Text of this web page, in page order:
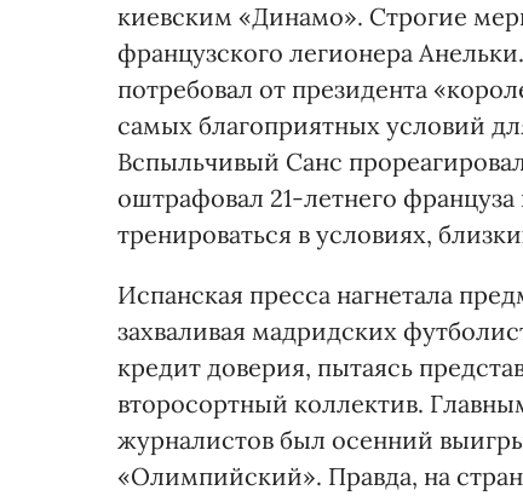
киевским «Динамо». Строгие
французского легионера
потребовал от президента
самых благоприятных условий
Вспыльчивый Санс
оштрафовал 21-летнего
тренироваться в условиях,
Испанская пресса нагнетала
захваливая мадридских
кредит доверия, пытаясь
второсортный коллектив.
журналистов был осенний
«Олимпийский». Правда, на